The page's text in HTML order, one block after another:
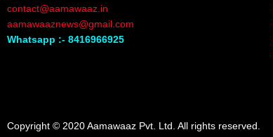
contact@aamawaaz.in
aamawaaznews@gmail.com
Whatsapp :- 8416966925
Copyright © 2020 Aamawaaz Pvt. Ltd. All rights reserved.